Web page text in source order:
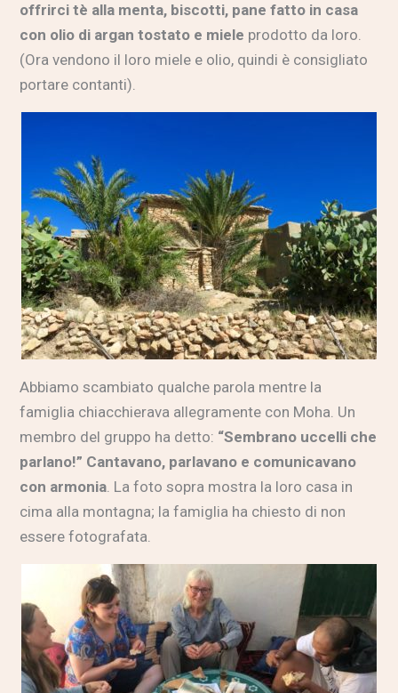
offrirci tè alla menta, biscotti, pane fatto in casa
con olio di argan tostato e miele prodotto da loro.
(Ora vendono il loro miele e olio, quindi è consigliato
portare contanti).
Abbiamo scambiato qualche parola mentre la
famiglia chiacchierava allegramente con Moha. Un
membro del gruppo ha detto: “Sembrano uccelli che
parlano!” Cantavano, parlavano e comunicavano
con armonia. La foto sopra mostra la loro casa in
cima alla montagna; la famiglia ha chiesto di non
essere fotografata.